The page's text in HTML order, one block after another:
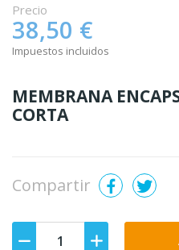
Precio
38,50 €
Impuestos incluidos
MEMBRANA
CORTA
Compartir